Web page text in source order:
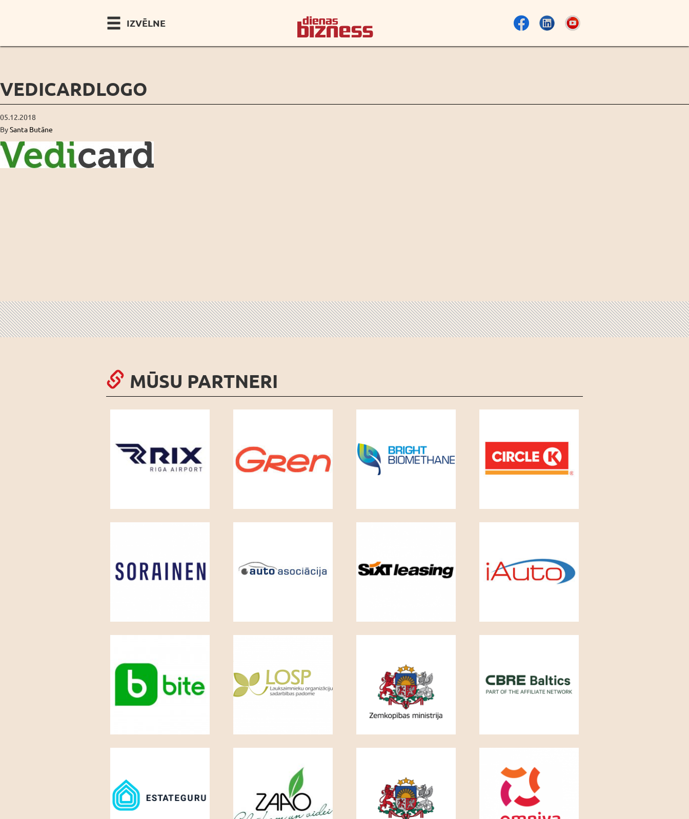
IZVĒLNE
VEDICARDLOGO
05.12.2018
BySanta Butāne
MŪSU PARTNERI